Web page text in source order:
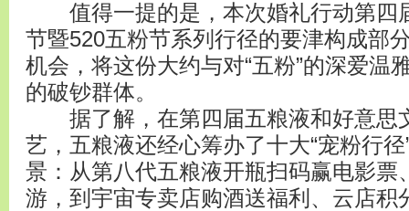
值得一提的是，本次婚礼行动第四
节暨520五粉节系列行径的要津构成部
机会，将这份大约与对“五粉”的深爱温
的破钞群体。
据了解，在第四届五粮液和好意思
艺，五粮液还经心筹办了十大“宠粉行
景：从第八代五粮液开瓶扫码赢电影票
游，到宇宙专卖店购酒送福利、云店积